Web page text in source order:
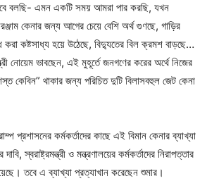
বলছি- এমন একটি সময় আমরা পার করছি, যখন
কেনার জন্য আগের চেয়ে বেশি অর্থ গুণছে, গাড়ির
করা কষ্টসাধ্য হয়ে উঠেছে, বিদ্যুতের বিল ক্রমশ বাড়ছে…
নোয়েম ভাবছেন, এই মুহূর্তে জনগণের করের অর্থে নিজের
কেবিন” থাকার জন্য পরিচিত দুটি বিলাসবহুল জেট কেনা
প্রশাসনের কর্মকর্তাদের কাছে এই বিমান কেনার ব্যাখ্যা
স্বরাষ্ট্রমন্ত্রী ও মন্ত্রণালয়ের কর্মকর্তাদের নিরাপত্তার
তবে এ ব্যাখ্যা প্রত্যাখান করেছেন শুমার।